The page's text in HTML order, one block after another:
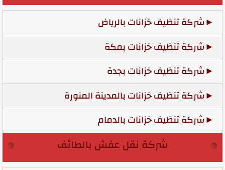
شركة تنظيف خزانات بالرياض
شركة تنظيف خزانات بمكة
شركة تنظيف خزانات بجدة
شركة تنظيف خزانات بالمدينة المنورة
شركة تنظيف خزانات بالدمام
شركة نقل عفش بالطائف